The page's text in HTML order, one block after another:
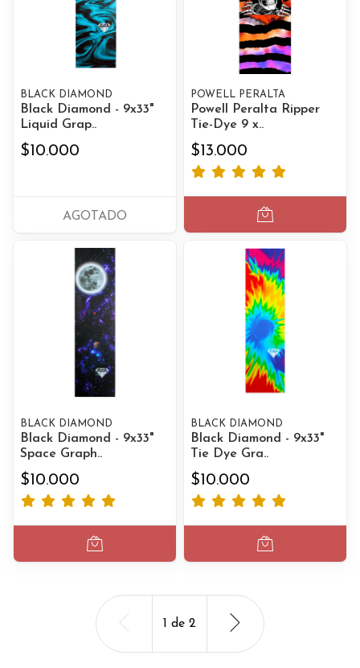
BLACK DIAMOND
Black Diamond - 9x33"
Liquid Grap..
$10.000
AGOTADO
POWELL PERALTA
Powell Peralta Ripper
Tie-Dye 9 x..
$13.000
BLACK DIAMOND
Black Diamond - 9x33"
Space Graph..
$10.000
BLACK DIAMOND
Black Diamond - 9x33"
Tie Dye Gra..
$10.000
1 de 2